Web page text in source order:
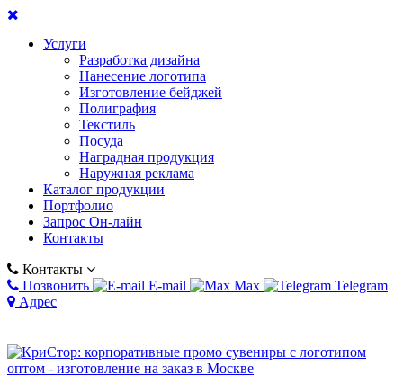
Услуги
Разработка дизайна
Нанесение логотипа
Изготовление бейджей
Полиграфия
Текстиль
Посуда
Наградная продукция
Наружная реклама
Каталог продукции
Портфолио
Запрос Он-лайн
Контакты
Контакты
Позвонить
E-mail Max
Telegram
Адрес